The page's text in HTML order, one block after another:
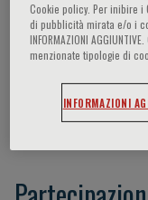
Lisa Salberg
New York (USA)
Cookie policy. Per inibire i
di pubblicità mirata e/o i
INFORMAZIONI
menzionate tipologie di
INFORMAZIONI